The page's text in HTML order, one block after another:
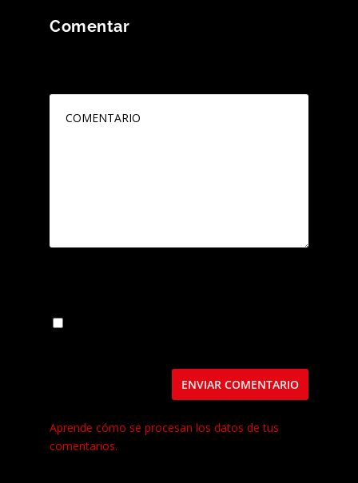
Comentar
Aprende cómo se procesan los datos de tus
comentarios.